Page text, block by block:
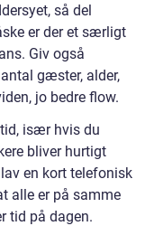
så del
er der et særligt
Giv også
gæster, alder,
jo bedre flow.
især hvis du
bliver hurtigt
en kort telefonisk
alle er på samme
tid på dagen.